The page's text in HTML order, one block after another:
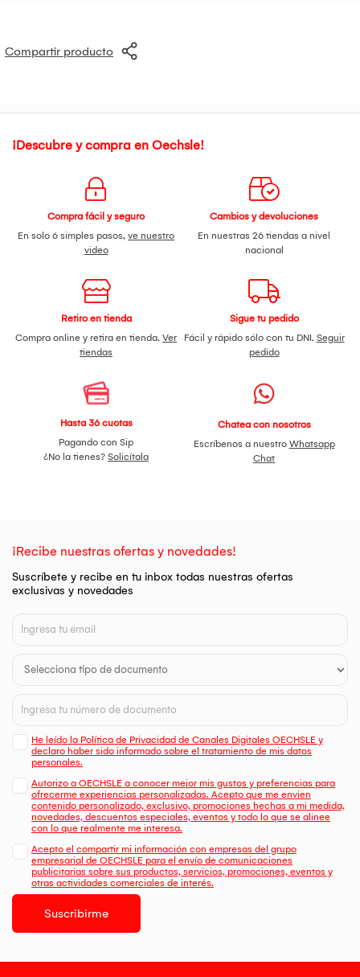
Compartir producto
¡Descubre y compra en Oechsle!
Compra fácil y seguro
En solo 6 simples pasos, ve nuestro
video
Cambios y devoluciones
En nuestras 26 tiendas a nivel
nacional
Retiro en tienda
Compra online y retira en tienda. Ver
tiendas
Sigue tu pedido
Fácil y rápido sólo con tu DNI. Seguir
pedido
Hasta 36 cuotas
Pagando con Sip
¿No la tienes? Solicítala
Chatea con nosotros
Escríbenos a nuestro Whatsapp
Chat
¡Recibe nuestras ofertas y novedades!
Suscríbete y recibe en tu inbox todas nuestras ofertas
exclusivas y novedades
He leído la Política de Privacidad de Canales Digitales OECHSLE y
declaro haber sido informado sobre el tratamiento de mis datos
personales.
Autorizo a OECHSLE a conocer mejor mis gustos y preferencias para
ofrecerme experiencias personalizadas. Acepto que me envien
contenido personalizado, exclusivo, promociones hechas a mi medida,
novedades, descuentos especiales, eventos y todo lo que se alinee
con lo que realmente me interesa.
Acepto el compartir mi información con empresas del grupo
empresarial de OECHSLE para el envío de comunicaciones
publicitarias sobre sus productos, servicios, promociones, eventos y
otras actividades comerciales de interés.
Suscribirme